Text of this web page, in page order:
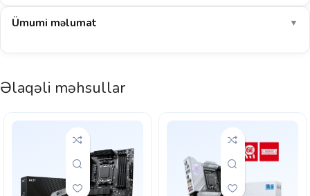
Ümumi məlumat ▼
Əlaqəli məhsullar